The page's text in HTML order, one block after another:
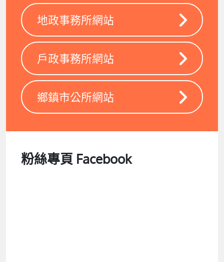
地政事務所網站
戶政事務所網站
鄉鎮市公所網站
粉絲專頁 Facebook